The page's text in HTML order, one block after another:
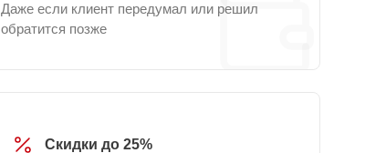
Даже если клиент передумал или решил
обратится позже
Скидки до 25%